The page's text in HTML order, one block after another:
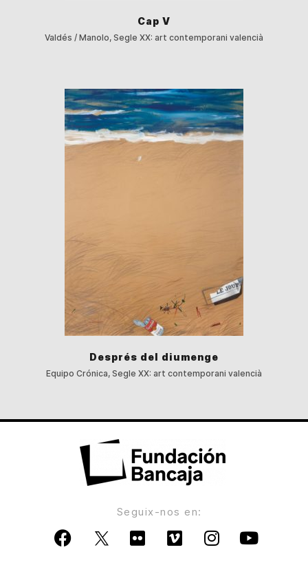
Cap V
Valdés / Manolo, Segle XX: art contemporani valencià
Després del diumenge
Equipo Crónica, Segle XX: art contemporani valencià
Seguix-nos en: